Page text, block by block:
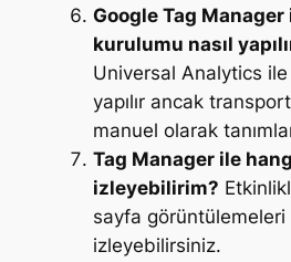
Google Tag Manager
kurulumu nasıl
Universal Analytics
yapılır ancak
manuel olarak
Tag Manager ile
izleyebilirim?
sayfa
izleyebilirsiniz.